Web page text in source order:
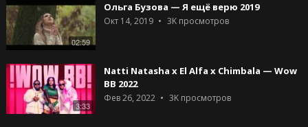
02:59
Ольга Бузова — Я ещё верю 2019
Окт 14, 2019 3Kпросмотров
3:33
Natti Natasha x El Alfa x Chimbala — Wow
BB 2022
Фев 26, 2022 3Kпросмотров